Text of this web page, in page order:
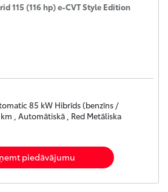
115 (116 hp) e-CVT Style Edition
85 kW Hibrīds (benzīns /
, Automātiskā , Red Metāliska
piedāvājumu